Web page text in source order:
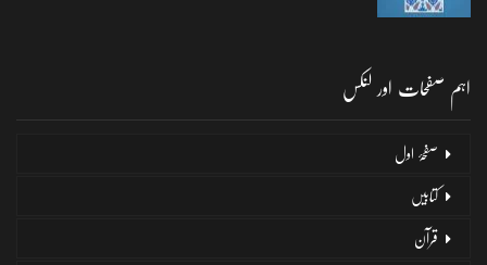
اہم صفحات اور لنکس
صفحۂ اول
کتابیں
قرآن